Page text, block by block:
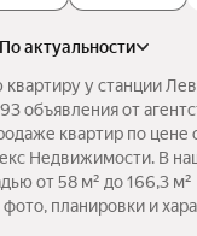
по актуальности
у станции
объявления от
квартир по
Недвижимости. В
от 58 м² до 166,3 м²
планировки и